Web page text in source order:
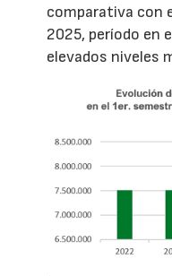
comparativa con
2025, período en
elevados niveles